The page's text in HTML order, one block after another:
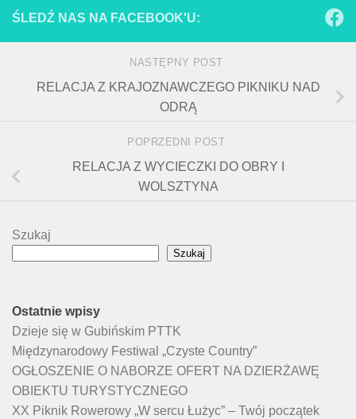
ŚLEDŹ NAS NA FACEBOOK'U:
NASTĘPNY POST
RELACJA Z KRAJOZNAWCZEGO PIKNIKU NAD
ODRĄ
POPRZEDNI POST
RELACJA Z WYCIECZKI DO OBRY I
WOLSZTYNA
Szukaj
Szukaj
Ostatnie wpisy
Dzieje się w Gubińskim PTTK
Międzynarodowy Festiwal „Czyste Country”
OGŁOSZENIE O NABORZE OFERT NA DZIERŻAWĘ
OBIEKTU TURYSTYCZNEGO
XX Piknik Rowerowy „W sercu Łużyc” – Twój początek